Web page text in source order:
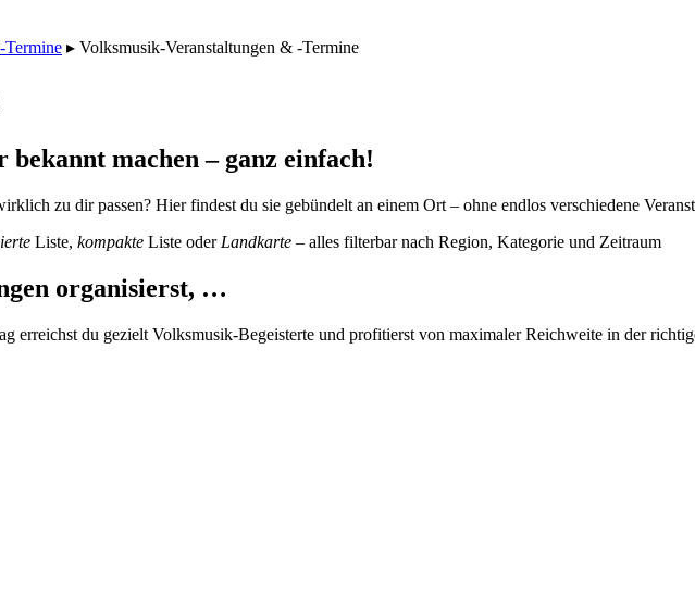
Termine ▸ Volksmusik-Veranstaltungen & -Termine
machen – ganz einfach!
zu dir passen? Hier findest du sie gebündelt an einem Ort – ohne endlos verschiedene
Liste, kompakte Liste oder Landkarte – alles filterbar nach Region, Kategorie und Zeitraum
organisierst, …
erreichst du gezielt Volksmusik-Begeisterte und profitierst von maximaler Reichweite in der